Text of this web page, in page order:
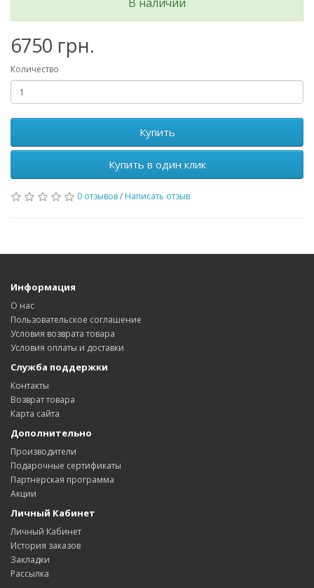
6750 грн.
Количество
Купить
Купить в один клик
0 отзывов/ Написать отзыв
Информация
О нас
Пользовательское соглашение
Условия возврата товара
Условия оплаты и доставки
Служба поддержки
Контакты
Возврат товара
Карта сайта
Дополнительно
Производители
Подарочные сертификаты
Партнерская программа
Акции
Личный Кабинет
Личный Кабинет
История заказов
Закладки
Рассылка